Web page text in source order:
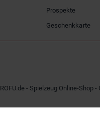
Prospekte
Geschenkkarte
ROFU.de - Spielzeug Online-Shop